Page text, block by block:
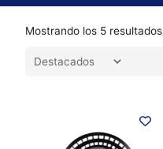
Mostrando los 5 resultados